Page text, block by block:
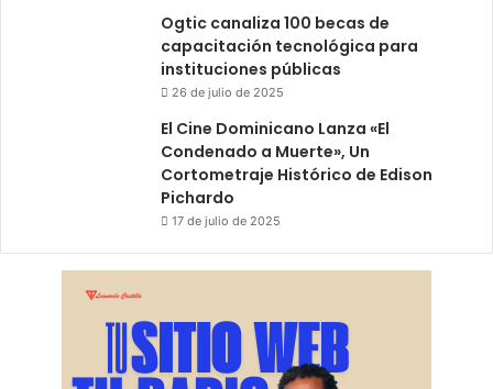
Ogtic canaliza 100 becas de
capacitación tecnológica para
instituciones públicas
26 de julio de 2025
El Cine Dominicano Lanza «El
Condenado a Muerte», Un
Cortometraje Histórico de Edison
Pichardo
17 de julio de 2025